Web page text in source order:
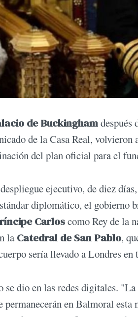
de Buckinghamdespués
de la Casa Real, volvieron
del plan oficial para el
ejecutivo, de diez
diplomático, el gobierno
Carloscomo Rey de la
la Catedral de San Pablo,
sería llevado a Londres en
dio en las redes digitales.
en Balmoral esta